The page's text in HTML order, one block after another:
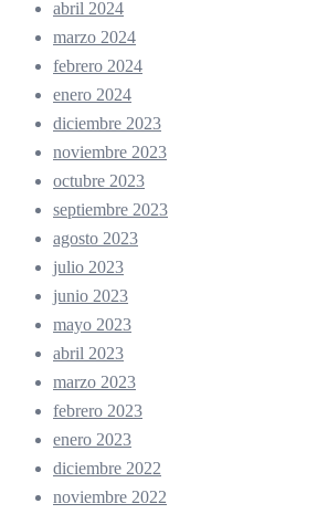
abril 2024
marzo 2024
febrero 2024
enero 2024
diciembre 2023
noviembre 2023
octubre 2023
septiembre 2023
agosto 2023
julio 2023
junio 2023
mayo 2023
abril 2023
marzo 2023
febrero 2023
enero 2023
diciembre 2022
noviembre 2022